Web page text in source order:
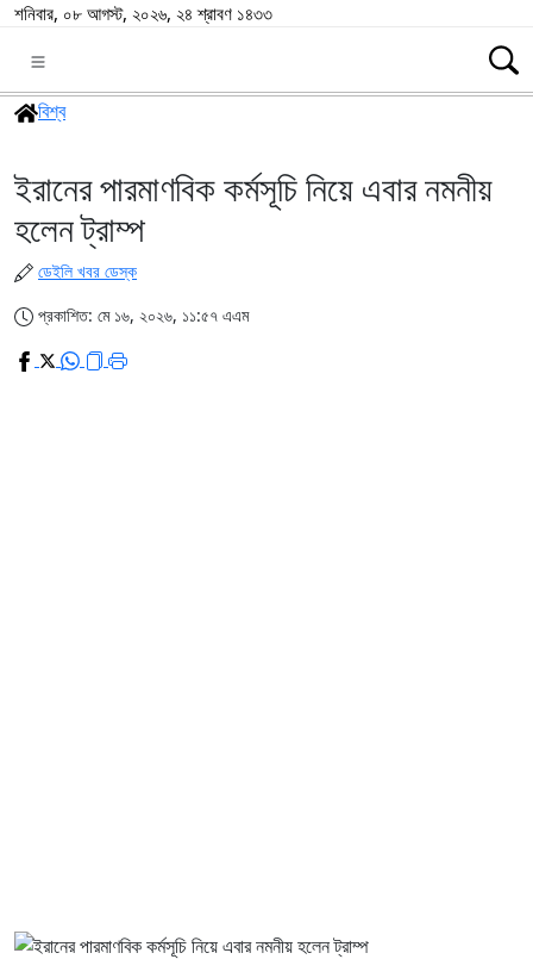
শনিবার, ০৮ আগস্ট, ২০২৬, ২৪ শ্রাবণ ১৪৩৩
বিশ্ব
ইরানের পারমাণবিক কর্মসূচি নিয়ে এবার নমনীয়
হলেন ট্রাম্প
ডেইলি খবর ডেস্ক
প্রকাশিত: মে ১৬, ২০২৬, ১১:৫৭ এএম